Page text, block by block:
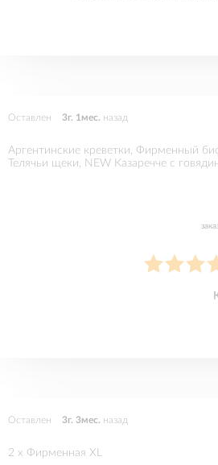
Оставлен 3г. 1мес. назад
Аргентинские креветки, Фирменный
Телячьи щеки, NEW Казаречче с
Оставлен 3г. 3мес. назад
2 x Фирменная XL